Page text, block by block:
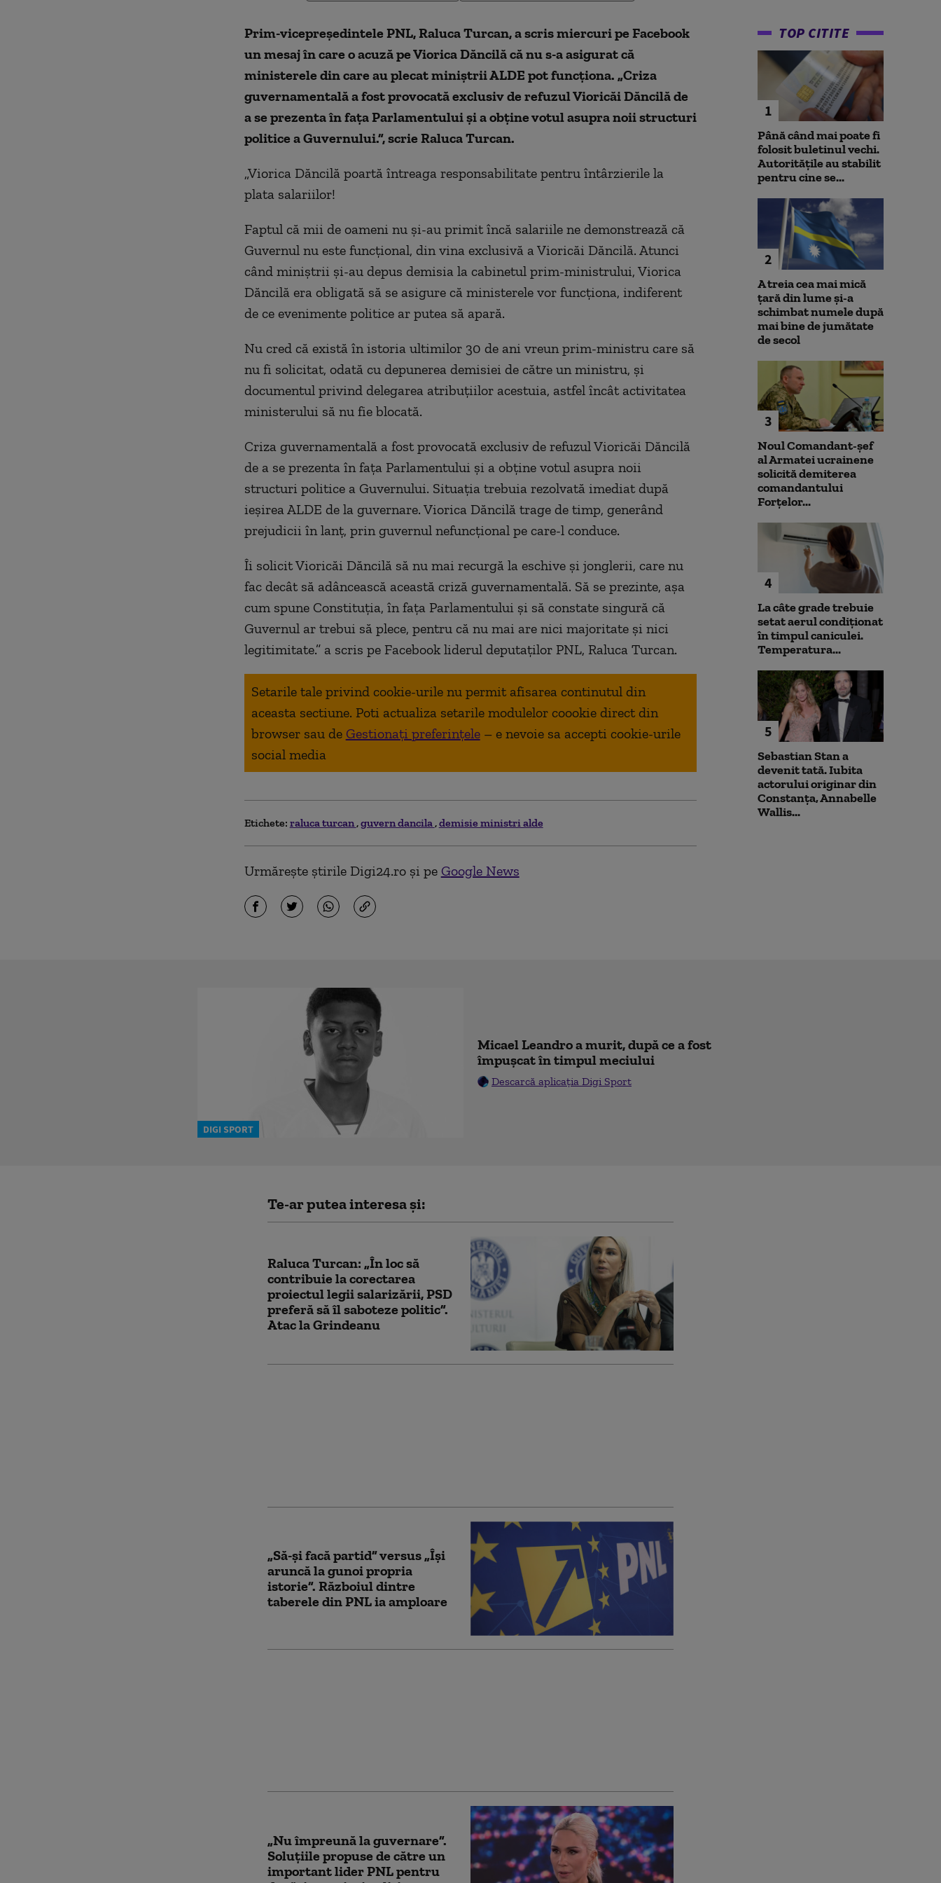
Prim-vicepreședintele PNL, Raluca Turcan, a scris miercuri pe Facebook
un mesaj în care o acuză pe Viorica Dăncilă că nu s-a asigurat că
ministerele din care au plecat miniștrii ALDE pot funcționa. „Criza
guvernamentală a fost provocată exclusiv de refuzul Vioricăi Dăncilă de
a se prezenta în fața Parlamentului și a obține votul asupra noii structuri
politice a Guvernului.”, scrie Raluca Turcan.
„Viorica Dăncilă poartă întreaga responsabilitate pentru întârzierile la
plata salariilor!
Faptul că mii de oameni nu și-au primit încă salariile ne demonstrează că
Guvernul nu este funcțional, din vina exclusivă a Vioricăi Dăncilă. Atunci
când miniștrii și-au depus demisia la cabinetul prim-ministrului, Viorica
Dăncilă era obligată să se asigure că ministerele vor funcționa, indiferent
de ce evenimente politice ar putea să apară.
Nu cred că există în istoria ultimilor 30 de ani vreun prim-ministru care să
nu fi solicitat, odată cu depunerea demisiei de către un ministru, și
documentul privind delegarea atribuțiilor acestuia, astfel încât activitatea
ministerului să nu fie blocată.
Criza guvernamentală a fost provocată exclusiv de refuzul Vioricăi Dăncilă
de a se prezenta în fața Parlamentului și a obține votul asupra noii
structuri politice a Guvernului. Situația trebuia rezolvată imediat după
ieșirea ALDE de la guvernare. Viorica Dăncilă trage de timp, generând
prejudicii în lanț, prin guvernul nefuncțional pe care-l conduce.
Îi solicit Vioricăi Dăncilă să nu mai recurgă la eschive și jonglerii, care nu
fac decât să adâncească această criză guvernamentală. Să se prezinte, așa
cum spune Constituția, în fața Parlamentului și să constate singură că
Guvernul ar trebui să plece, pentru că nu mai are nici majoritate și nici
legitimitate.” a scris pe Facebook liderul deputaților PNL, Raluca Turcan.
Setarile tale privind cookie-urile nu permit afisarea continutul din
aceasta sectiune. Poti actualiza setarile modulelor coookie direct din
browser sau de Gestionați preferințele – e nevoie sa accepti cookie-urile
social media
Etichete: raluca turcan guvern dancila demisie ministri alde
Urmărește știrile Digi24.ro și pe Google News
TOP CITITE
1
Până când mai poate fi
folosit buletinul vechi.
Autoritățile au stabilit
pentru cine se...
2
A treia cea mai mică
țară din lume și-a
schimbat numele după
mai bine de jumătate
de secol
3
Noul Comandant-șef
al Armatei ucrainene
solicită demiterea
comandantului
Forțelor...
4
La câte grade trebuie
setat aerul condiționat
în timpul caniculei.
Temperatura...
5
Sebastian Stan a
devenit tată. Iubita
actorului originar din
Constanța, Annabelle
Wallis...
DIGI SPORT
Micael Leandro a murit, după ce a fost
împușcat în timpul meciului
Descarcă aplicația Digi Sport
Te-ar putea interesa și:
Raluca Turcan: „În loc să
contribuie la corectarea
proiectul legii salarizării, PSD
preferă să îl saboteze politic”.
Atac la Grindeanu
„Să-și facă partid” versus „Își
aruncă la gunoi propria
istorie”. Războiul dintre
taberele din PNL ia amploare
„Nu împreună la guvernare”.
Soluțiile propuse de către un
important lider PNL pentru